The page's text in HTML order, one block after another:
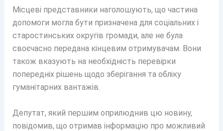
Місцеві представники наголошують, що частина
допомоги могла бути призначена для соціальних і
старостинських округів громади, але не була
своєчасно передана кінцевим отримувачам. Вони
також вказують на необхідність перевірки
попередніх рішень щодо зберігання та обліку
гуманітарних вантажів.
Депутат, який першим оприлюднив цю новину,
повідомив, що отримав інформацію про можливий